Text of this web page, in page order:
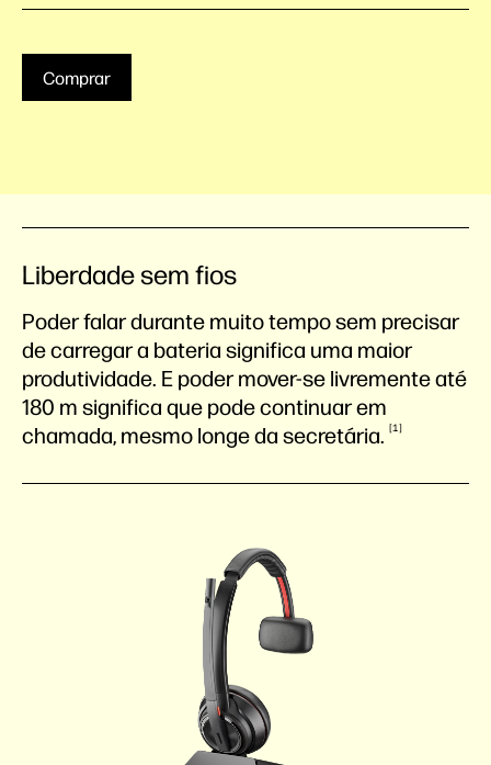
Comprar
Liberdade sem fios
Poder falar durante muito tempo sem precisar
de carregar a bateria significa uma maior
produtividade. E poder mover-se livremente até
180 m significa que pode continuar em
chamada, mesmo longe da secretária. 1